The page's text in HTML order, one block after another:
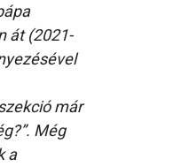
át (2021-
már
Még
a